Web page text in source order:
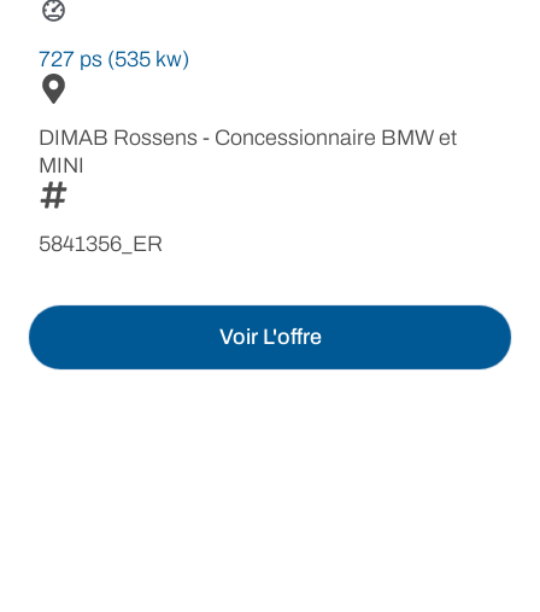
727 ps (535 kw)
DIMAB Rossens - Concessionnaire BMW et
MINI
5841356_ER
Voir L'offre